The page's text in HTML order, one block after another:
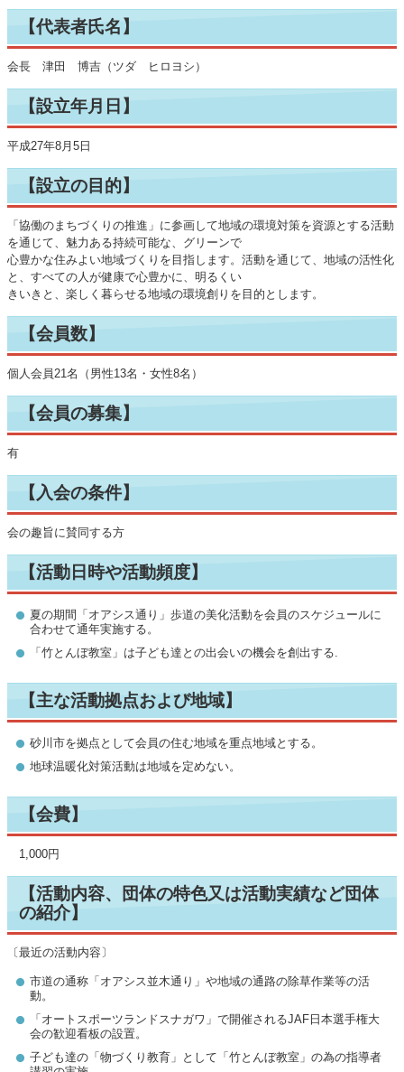
【代表者氏名】
会長 津田 博吉（ツダ ヒロヨシ）
【設立年月日】
平成27年8月5日
【設立の目的】
「協働のまちづくりの推進」に参画して地域の環境対策を資源とする活動
を通じて、魅力ある持続可能な、グリーンで
心豊かな住みよい地域づくりを目指します。活動を通じて、地域の活性化
と、すべての人が健康で心豊かに、明るくい
きいきと、楽しく暮らせる地域の環境創りを目的とします。
【会員数】
個人会員21名（男性13名・女性8名）
【会員の募集】
有
【入会の条件】
会の趣旨に賛同する方
【活動日時や活動頻度】
夏の期間「オアシス通り」歩道の美化活動を会員のスケジュールに
合わせて通年実施する。
「竹とんぼ教室」は子ども達との出会いの機会を創出する.
【主な活動拠点および地域】
砂川市を拠点として会員の住む地域を重点地域とする。
地球温暖化対策活動は地域を定めない。
【会費】
1,000円
【活動内容、団体の特色又は活動実績など団体
の紹介】
〔最近の活動内容〕
市道の通称「オアシス並木通り」や地域の通路の除草作業等の活
動。
「オートスポーツランドスナガワ」で開催されるJAF日本選手権大
会の歓迎看板の設置。
子ども達の「物づくり教育」として「竹とんぼ教室」の為の指導者